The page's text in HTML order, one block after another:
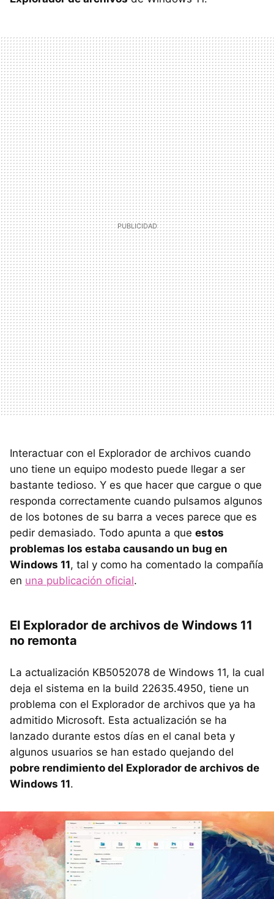
Interactuar con el Explorador de archivos cuando
uno tiene un equipo modesto puede llegar a ser
bastante tedioso. Y es que hacer que cargue o que
responda correctamente cuando pulsamos algunos
de los botones de su barra a veces parece que es
pedir demasiado. Todo apunta a que estos
problemas los estaba causando un bug en
Windows 11, tal y como ha comentado la compañía
en una publicación oficial.
El Explorador de archivos de Windows 11
no remonta
La actualización KB5052078 de Windows 11, la cual
deja el sistema en la build 22635.4950, tiene un
problema con el Explorador de archivos que ya ha
admitido Microsoft. Esta actualización se ha
lanzado durante estos días en el canal beta y
algunos usuarios se han estado quejando del
pobre rendimiento del Explorador de archivos de
Windows 11.